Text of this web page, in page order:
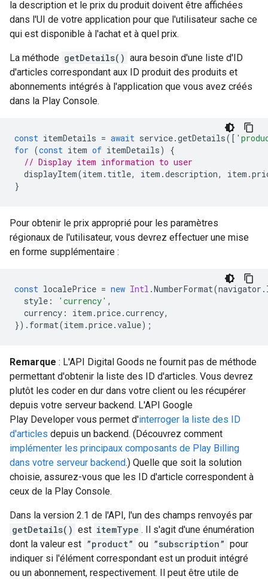
la description et le prix du produit doivent être affichées
dans l'UI de votre application pour que l'utilisateur sache ce
qui est disponible à l'achat et à quel prix.
La méthode getDetails() aura besoin d'une liste d'ID
d'articles correspondant aux ID produit des produits et
abonnements intégrés à l'application que vous avez créés
dans la Play Console.
const itemDetails = await service.getDetails([
for (const item of itemDetails)
{
// Display item information to user
displayItem(item . title, item .description, item .
}
Pour obtenir le prix approprié pour les paramètres
régionaux de l'utilisateur, vous devrez effectuer une mise
en forme supplémentaire :
const localePrice = new Intl .NumberFormat(navigator .
style : 'currency' ,
currency : item .price.currency,
}). format(item .price.value);
Remarque : L'API Digital Goods ne fournit pas de méthode
permettant d'obtenir la liste des ID d'articles. Vous devrez
plutôt les coder en dur dans votre client ou les récupérer
depuis votre serveur backend. L'API Google
Play Developer vous permet d'interroger la liste des ID
d'articles depuis un backend. (Découvrez comment
implémenter les principaux composants de Play Billing
dans votre serveur backend.) Quelle que soit la solution
choisie, assurez-vous que les ID d'article correspondent à
ceux de la Play Console.
Dans la version 2.1 de l'API, l'un des champs renvoyés par
getDetails() est itemType . Il s'agit d'une énumération
dont la valeur est ”product” ou ”subscription” pour
indiquer si l'élément correspondant est un produit intégré
ou un abonnement, respectivement. Il peut être utile de